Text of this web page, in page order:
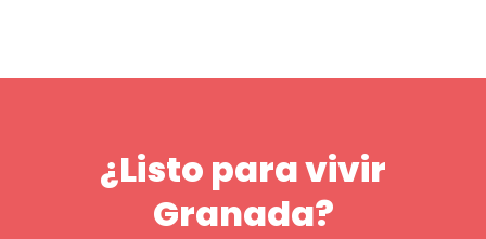
¿Listo para vivir
Granada?